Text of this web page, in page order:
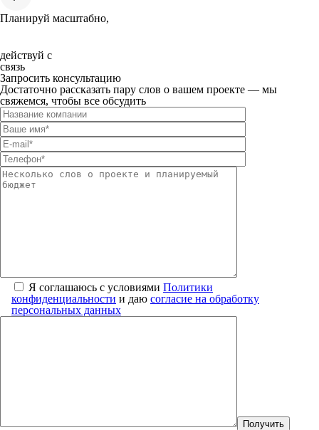
Планируй масштабно,
действуй с
связь
Запросить консультацию
Достаточно рассказать пару слов о вашем проекте — мы
свяжемся, чтобы все обсудить
Я соглашаюсь с условиями Политики
конфиденциальности и даю согласие на обработку
персональных данных